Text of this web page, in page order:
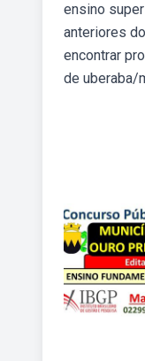
ensino
anteriores
encontrar
de uberaba/